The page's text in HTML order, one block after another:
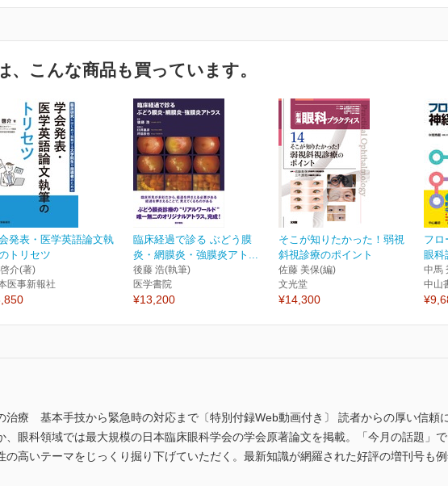
、こんな商品も買っています。
発表・医学英語論文執
トリセツ
介(著)
医事新報社
臨床経過で診る ぶどう膜
炎・網膜炎・強膜炎アト...
後藤 浩(執筆)
医学書院
¥13,200
そこが知りたかった！弱視
斜視診療のポイント
佐藤 美保(編)
文光堂
¥14,300
フロ
眼科
中馬
中山
療 基本手技から緊急時の対応まで〔特別付録Web動画付き〕 読者からの厚い信頼
、眼科領域では最大規模の日本臨床眼科学会の学会原著論文を掲載。「今月の話題」
高いテーマをじっくり掘り下げていただく。最新知識が網羅された好評の増刊号も例